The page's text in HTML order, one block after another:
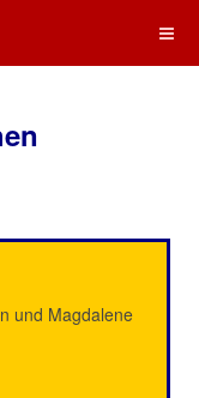
und Magdalene